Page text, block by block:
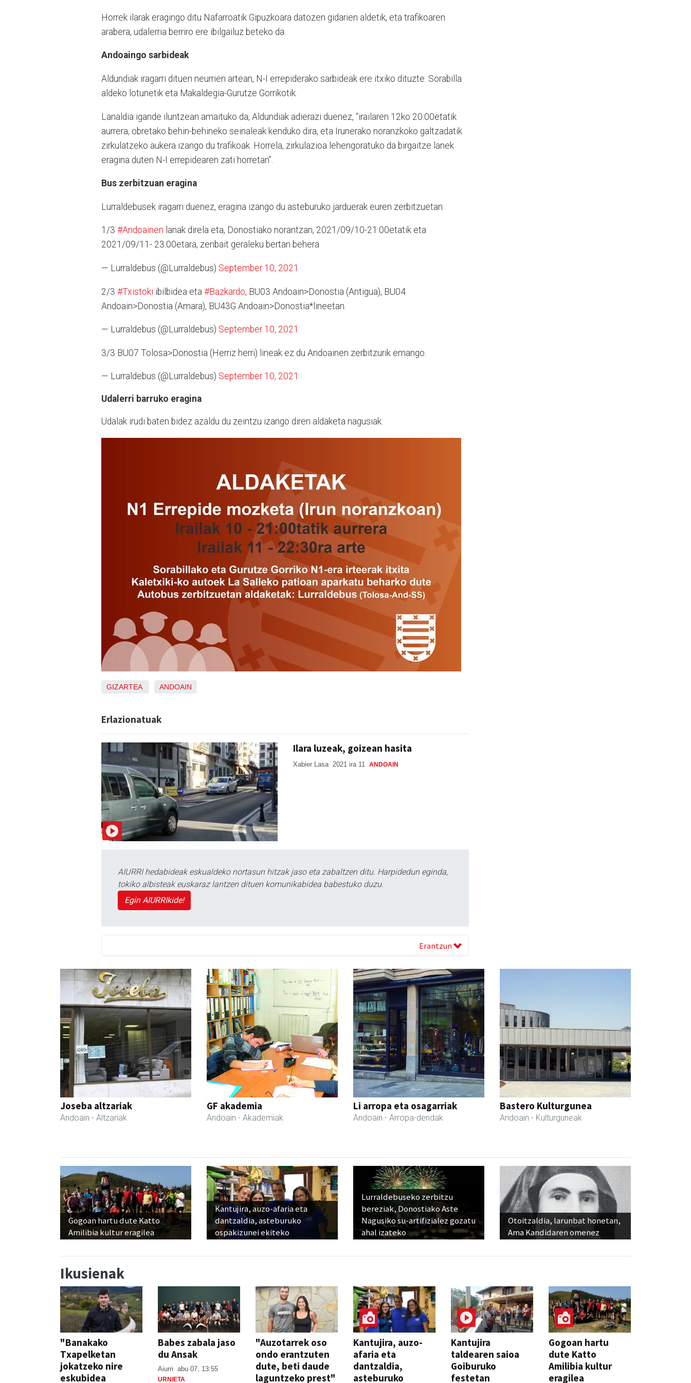
Horrek ilarak eragingo ditu Nafarroatik Gipuzkoara datozen gidarien aldetik, eta trafikoaren
arabera, udalerria berriro ere ibilgailuz beteko da.
Andoaingo sarbideak
Aldundiak iragarri dituen neurrien artean, N-I errepiderako sarbideak ere itxiko dituzte. Sorabilla
aldeko lotunetik eta Makaldegia-Gurutze Gorrikotik.
Lanaldia igande iluntzean amaituko da, Aldundiak adierazi duenez, “irailaren 12ko 20:00etatik
aurrera, obretako behin-behineko seinaleak kenduko dira, eta Irunerako noranzkoko galtzadatik
zirkulatzeko aukera izango du trafikoak. Horrela, zirkulazioa lehengoratuko da birgaitze lanek
eragina duten N-I errepidearen zati horretan”.
Bus zerbitzuan eragina
Lurraldebusek iragarri duenez, eragina izango du asteburuko jarduerak euren zerbitzuetan:
1/3 #Andoainen lanak direla eta, Donostiako norantzan, 2021/09/10-21:00etatik eta
2021/09/11- 23:00etara, zenbait geraleku bertan behera
— Lurraldebus (@Lurraldebus) September 10, 2021
2/3 #Txistoki ibilbidea eta #Bazkardo, BU03 Andoain>Donostia (Antigua), BU04
Andoain>Donostia (Amara), BU43G Andoain>Donostia*lineetan.
— Lurraldebus (@Lurraldebus) September 10, 2021
3/3 BU07 Tolosa>Donostia (Herriz herri) lineak ez du Andoainen zerbitzurik emango.
— Lurraldebus (@Lurraldebus) September 10, 2021
Udalerri barruko eragina
Udalak irudi baten bidez azaldu du zeintzu izango diren aldaketa nagusiak:
GIZARTEA ANDOAIN
Erlazionatuak
Ilara luzeak, goizean hasita
Xabier Lasa 2021 ira 11 ANDOAIN
AIURRI hedabideak eskualdeko nortasun hitzak jaso eta zabaltzen ditu. Harpidedun eginda,
tokiko albisteak euskaraz lantzen dituen komunikabidea babestuko duzu.
Egin AIURRIkide!
Erantzun
Joseba altzariak
Andoain - Altzariak
GF akademia
Andoain - Akademiak
Li arropa eta osagarriak
Andoain - Arropa-dendak
Bastero Kulturgunea
Andoain - Kulturguneak
Gogoan hartu dute Katto
Amilibia kultur eragilea
Kantujira, auzo-afaria eta
dantzaldia, asteburuko
ospakizunei ekiteko
Lurraldebuseko zerbitzu
bereziak, Donostiako Aste
Nagusiko su-artifizialez gozatu
ahal izateko
Otoitzaldia, larunbat honetan,
Ama Kandidaren omenez
Ikusienak
"Banakako
Txapelketan
jokatzeko nire
eskubidea
Babes zabala jaso
du Ansak
Aiurri abu 07, 13:55
URNIETA
"Auzotarrek oso
ondo erantzuten
dute, beti daude
laguntzeko prest"
Kantujira, auzo-
afaria eta
dantzaldia,
asteburuko
Kantujira
taldearen saioa
Goiburuko
festetan
Gogoan hartu
dute Katto
Amilibia kultur
eragilea